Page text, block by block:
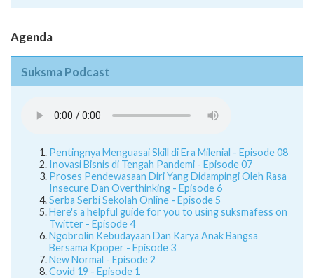
Agenda
Suksma Podcast
Pentingnya Menguasai Skill di Era Milenial - Episode 08
Inovasi Bisnis di Tengah Pandemi - Episode 07
Proses Pendewasaan Diri Yang Didampingi Oleh Rasa
Insecure Dan Overthinking - Episode 6
Serba Serbi Sekolah Online - Episode 5
Here's a helpful guide for you to using suksmafess on
Twitter - Episode 4
Ngobrolin Kebudayaan Dan Karya Anak Bangsa
Bersama Kpoper - Episode 3
New Normal - Episode 2
Covid 19 - Episode 1